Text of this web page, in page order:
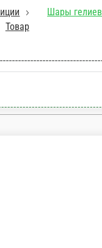
Композиции
Букеты Невесты